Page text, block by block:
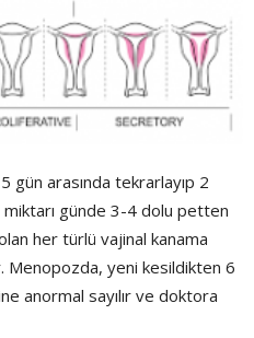
gün arasında tekrarlayıp 2
günde 3-4 dolu petten
her türlü vajinal kanama
Menopozda, yeni kesildikten 6
anormal sayılır ve doktora